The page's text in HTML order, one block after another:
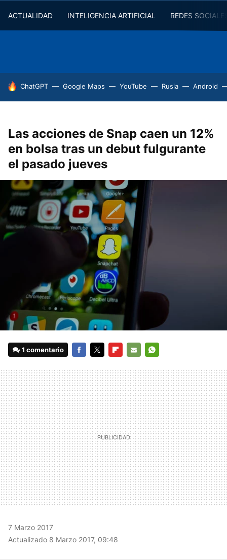
ACTUALIDAD INTELIGENCIA ARTIFICIAL REDES
HOY SE HABLA DE
ChatGPT Google Maps YouTube Rusia Android
Las acciones de Snap caen un 12%
en bolsa tras un debut fulgurante
el pasado jueves
1 comentario
MAIL
7 Marzo 2017
Actualizado 8 Marzo 2017, 09:48